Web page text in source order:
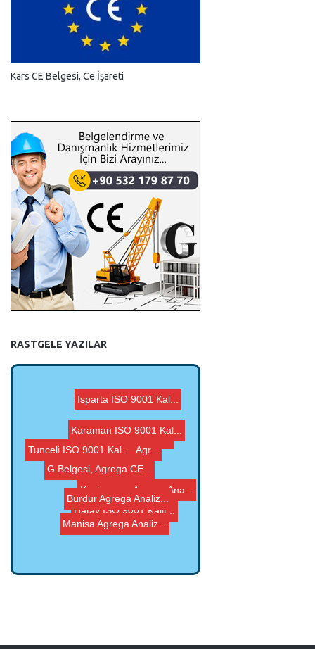
Kars CE Belgesi, Ce İşareti
RASTGELE YAZILAR
G Belgesi, Agrega CE...
Isparta ISO 9001 Kal...
İzmir ISO 9001 Kali...
Bursa G Belgesi, Agr...
Kastamonu Agrega Ana...
Manisa Agrega Analiz...
Burdur Agrega Analiz...
Karaman ISO 9001 Kal...
Tunceli ISO 9001 Kal...